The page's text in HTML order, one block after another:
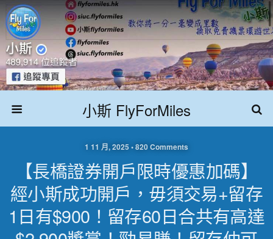
小斯 FlyForMiles
1 11 月, 2025 • 820 Comments
【長橋證券開戶限時優惠加碼】
經小斯成功開戶，毋須交易+留存
1日有$900！留存60日合共有高達